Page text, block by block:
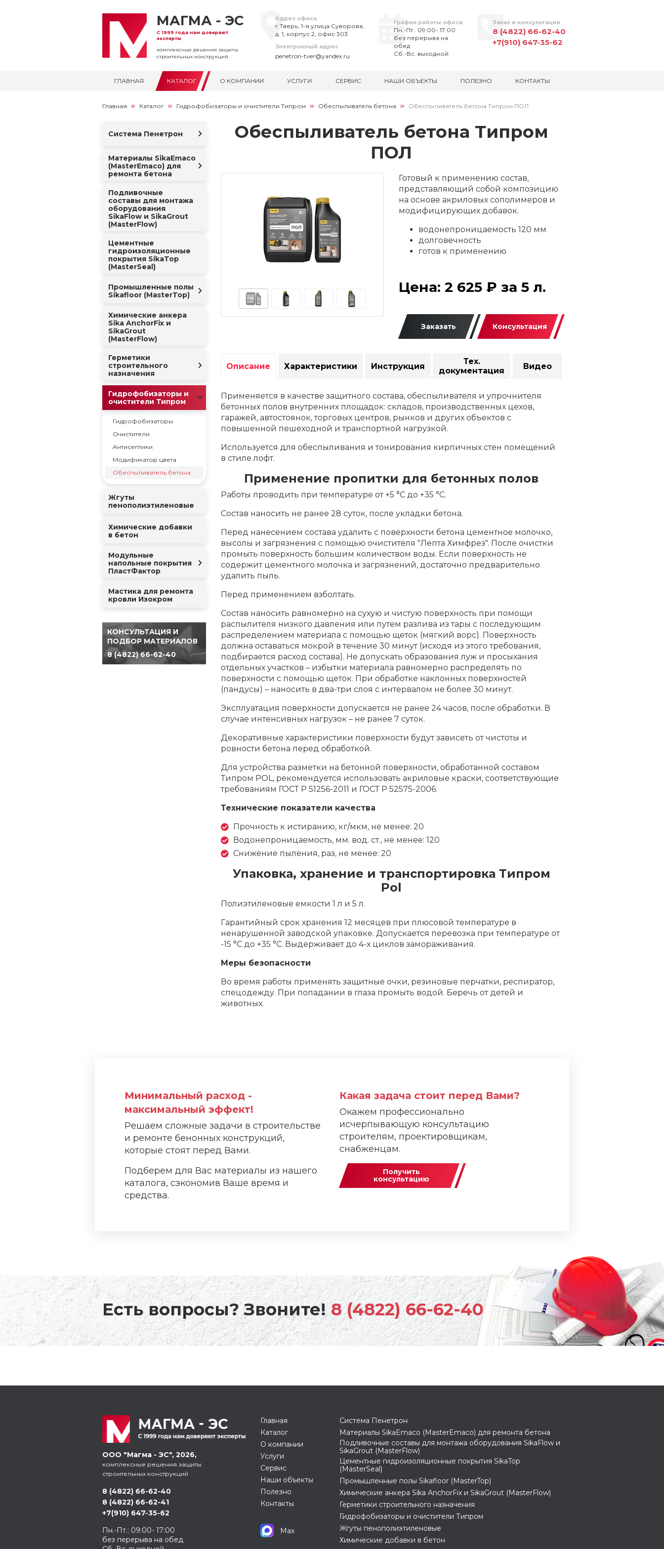
МАГМА - ЭС
С 1999 года нам доверяют
эксперты
комплексные решения защиты
строительных конструкций
Адрес офиса
г.Тверь, 1-я улица Суворова,
д. 1, корпус 2, офис 303
Электронный адрес
penetron-tver@yandex.ru
График работы офиса
Пн.-Пт.: 09:00- 17:00
без перерыва на
обед
Сб.-Вс. выходной
Заказ и консультация
8 (4822) 66-62-40
+7(910) 647-35-62
ГЛАВНАЯ КАТАЛОГ О КОМПАНИИ УСЛУГИ СЕРВИС НАШИ ОБЪЕКТЫ ПОЛЕЗНО КОНТАКТЫ
Главная Каталог Гидрофобизаторы и очистители Типром Обеспыливатель бетона Обеспыливатель бетона Типром ПОЛ
Обеспыливатель бетона Типром
ПОЛ
Готовый к применению состав,
представляющий собой композицию
на основе акриловых сополимеров и
модифицирующих добавок.
водонепроницаемость 120 мм
долговечность
готов к применению
Цена: 2 625 ₽ за 5 л.
Заказать Консультация
Описание Характеристики Инструкция
Тех.
документация
Видео
Применяется в качестве защитного состава, обеспыливателя и упрочнителя
бетонных полов внутренних площадок: складов, производственных цехов,
гаражей, автостоянок, торговых центров, рынков и других объектов с
повышенной пешеходной и транспортной нагрузкой.
Используется для обеспыливания и тонирования кирпичных стен помещений
в стиле лофт.
Применение пропитки для бетонных полов
Работы проводить при температуре от +5 °С до +35 °С.
Состав наносить не ранее 28 суток, после укладки бетона.
Перед нанесением состава удалить с поверхности бетона цементное молочко,
высолы и загрязнения с помощью очистителя "Лепта Химфрез". После очистки
промыть поверхность большим количеством воды. Если поверхность не
содержит цементного молочка и загрязнений, достаточно предварительно
удалить пыль.
Перед применением взболтать.
Состав наносить равномерно на сухую и чистую поверхность при помощи
распылителя низкого давления или путем разлива из тары с последующим
распределением материала с помощью щеток (мягкий ворс). Поверхность
должна оставаться мокрой в течение 30 минут (исходя из этого требования,
подбирается расход состава). Не допускать образования луж и просыхания
отдельных участков – избытки материала равномерно распределять по
поверхности с помощью щеток. При обработке наклонных поверхностей
(пандусы) – наносить в два-три слоя с интервалом не более 30 минут.
Эксплуатация поверхности допускается не ранее 24 часов, после обработки. В
случае интенсивных нагрузок – не ранее 7 суток.
Декоративные характеристики поверхности будут зависеть от чистоты и
ровности бетона перед обработкой.
Для устройства разметки на бетонной поверхности, обработанной составом
Типром POL, рекомендуется использовать акриловые краски, соответствующие
требованиям ГОСТ Р 51256-2011 и ГОСТ Р 52575-2006.
Технические показатели качества
Прочность к истиранию, кг/мкм, не менее: 20
Водонепроницаемость, мм. вод. ст., не менее: 120
Снижение пыления, раз, не менее: 20
Упаковка, хранение и транспортировка Типром
Pol
Полиэтиленовые емкости 1 л и 5 л.
Гарантийный срок хранения 12 месяцев при плюсовой температуре в
ненарушенной заводской упаковке. Допускается перевозка при температуре от
-15 °С до +35 °С. Выдерживает до 4-х циклов замораживания.
Меры безопасности
Во время работы применять защитные очки, резиновые перчатки, респиратор,
спецодежду. При попадании в глаза промыть водой. Беречь от детей и
животных.
Система Пенетрон
Материалы SikaEmaco
(MasterEmaco) для
ремонта бетона
Подливочные
составы для монтажа
оборудования
SikaFlow и SikaGrout
(MasterFlow)
Цементные
гидроизоляционные
покрытия SikaTop
(MasterSeal)
Промышленные полы
Sikafloor (MasterTop)
Химические анкера
Sika AnchorFix и
SikaGrout
(MasterFlow)
Герметики
строительного
назначения
Гидрофобизаторы и
очистители Типром
Гидрофобизаторы
Очистители
Антисептики
Модификатор цвета
Обеспыливатель бетона
Жгуты
пенополиэтиленовые
Химические добавки
в бетон
Модульные
напольные покрытия
ПластФактор
Мастика для ремонта
кровли Изокром
КОНСУЛЬТАЦИЯ И
ПОДБОР МАТЕРИАЛОВ
8 (4822) 66-62-40
Минимальный расход -
максимальный эффект!
Решаем сложные задачи в строительстве
и ремонте бенонных конструкций,
которые стоят перед Вами.
Подберем для Вас материалы из нашего
каталога, сэкономив Ваше время и
средства.
Какая задача стоит перед Вами?
Окажем профессионально
исчерпывающую консультацию
строителям, проектировщикам,
снабженцам.
Получить
консультацию
Есть вопросы? Звоните!8 (4822) 66-62-40
ООО "Магма - ЭС", 2026,
комплексные решения защиты
строительных конструкций
8 (4822) 66-62-40
8 (4822) 66-62-41
+7(910) 647-35-62
Пн.-Пт.: 09:00- 17:00
без перерыва на обед
Главная
Каталог
О компании
Услуги
Сервис
Наши объекты
Полезно
Контакты
Max
Система Пенетрон
Материалы SikaEmaco (MasterEmaco) для ремонта бетона
Подливочные составы для монтажа оборудования SikaFlow и
SikaGrout (MasterFlow)
Цементные гидроизоляционные покрытия SikaTop
(MasterSeal)
Промышленные полы Sikafloor (MasterTop)
Химические анкера Sika AnchorFix и SikaGrout (MasterFlow)
Герметики строительного назначения
Гидрофобизаторы и очистители Типром
Жгуты пенополиэтиленовые
Химические добавки в бетон